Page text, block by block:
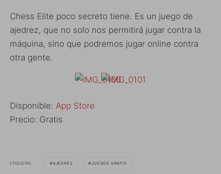
Chess Elite poco secreto tiene. Es un juego de
ajedrez, que no solo nos permitirá jugar contra la
máquina, sino que podremos jugar online contra
otra gente.
Disponible: App Store
Precio: Gratis
ETIQUETAS AJEDREZ JUEGOS GRATIS